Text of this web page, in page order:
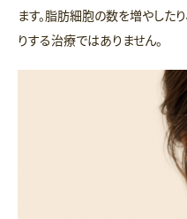
ます。脂肪細胞の数を増やした
りする治療ではありません。